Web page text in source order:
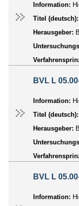
Information:
Titel (deutsch):
Herausgeber:
BVL L
Information:
Titel (deutsch):
Herausgeber:
BVL L
Information: